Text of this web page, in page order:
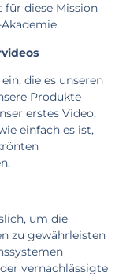
für diese Mission
die es unseren
Produkte
erstes Video,
einfach es ist,
um die
zu gewährleisten
vernachlässigte